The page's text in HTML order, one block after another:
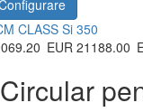
CLASS Si 350
EUR 21188.00
Circular